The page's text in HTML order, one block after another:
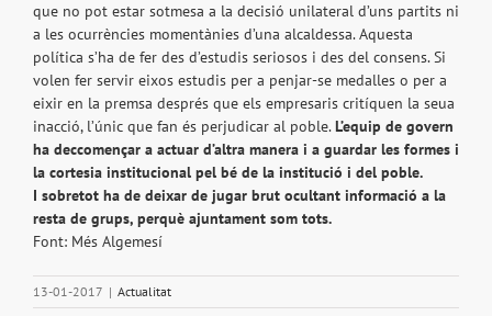
que no pot estar sotmesa a la decisió unilateral d’uns partits ni
a les ocurrències momentànies d’una alcaldessa. Aquesta
política s’ha de fer des d’estudis seriosos i des del consens. Si
volen fer servir eixos estudis per a penjar-se medalles o per a
eixir en la premsa després que els empresaris critíquen la seua
inacció, l’únic que fan és perjudicar al poble.L’equip de govern
ha deccomençar a actuar d’altra manera i a guardar les formes i
la cortesia institucional pel bé de la institució i del poble.
I sobretot ha de deixar de jugar brut ocultant informació a la
resta de grups, perquè ajuntament som tots.
Font: Més Algemesí
13-01-2017 | Actualitat